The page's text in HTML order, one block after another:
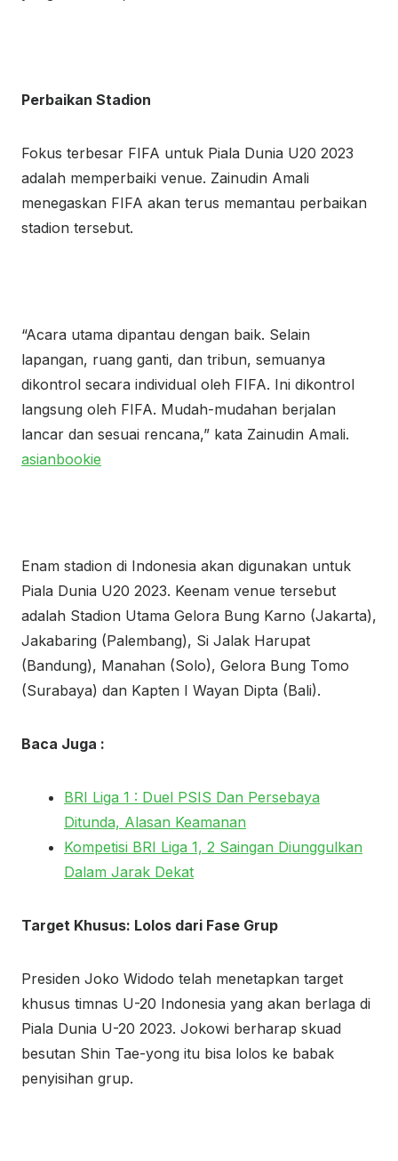
Perbaikan Stadion
Fokus terbesar FIFA untuk Piala Dunia U20 2023
adalah memperbaiki venue. Zainudin Amali
menegaskan FIFA akan terus memantau perbaikan
stadion tersebut.
“Acara utama dipantau dengan baik. Selain
lapangan, ruang ganti, dan tribun, semuanya
dikontrol secara individual oleh FIFA. Ini dikontrol
langsung oleh FIFA. Mudah-mudahan berjalan
lancar dan sesuai rencana,” kata Zainudin Amali.
asianbookie
Enam stadion di Indonesia akan digunakan untuk
Piala Dunia U20 2023. Keenam venue tersebut
adalah Stadion Utama Gelora Bung Karno (Jakarta),
Jakabaring (Palembang), Si Jalak Harupat
(Bandung), Manahan (Solo), Gelora Bung Tomo
(Surabaya) dan Kapten I Wayan Dipta (Bali).
Baca Juga :
BRI Liga 1 : Duel PSIS Dan Persebaya
Ditunda, Alasan Keamanan
Kompetisi BRI Liga 1, 2 Saingan Diunggulkan
Dalam Jarak Dekat
Target Khusus: Lolos dari Fase Grup
Presiden Joko Widodo telah menetapkan target
khusus timnas U-20 Indonesia yang akan berlaga di
Piala Dunia U-20 2023. Jokowi berharap skuad
besutan Shin Tae-yong itu bisa lolos ke babak
penyisihan grup.